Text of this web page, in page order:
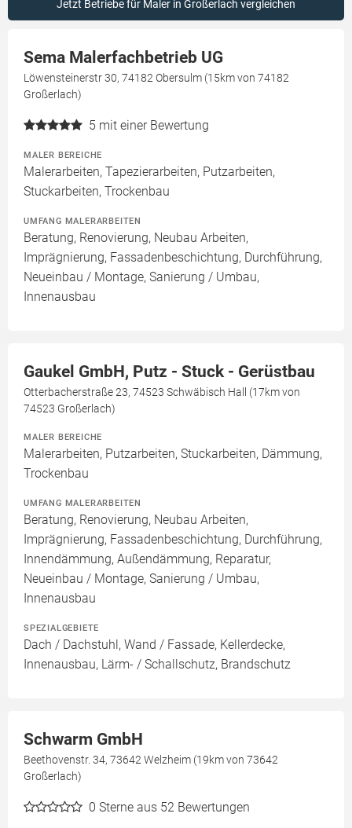
Jetzt Betriebe für Maler in Großerlach vergleichen
Sema Malerfachbetrieb UG
Löwensteinerstr 30, 74182 Obersulm (15km von 74182
Großerlach)
5 mit einer Bewertung
MALER BEREICHE
Malerarbeiten, Tapezierarbeiten, Putzarbeiten,
Stuckarbeiten, Trockenbau
UMFANG MALERARBEITEN
Beratung, Renovierung, Neubau Arbeiten,
Imprägnierung, Fassadenbeschichtung, Durchführung,
Neueinbau / Montage, Sanierung / Umbau,
Innenausbau
Gaukel GmbH, Putz - Stuck - Gerüstbau
Otterbacherstraße 23, 74523 Schwäbisch Hall (17km von
74523 Großerlach)
MALER BEREICHE
Malerarbeiten, Putzarbeiten, Stuckarbeiten, Dämmung,
Trockenbau
UMFANG MALERARBEITEN
Beratung, Renovierung, Neubau Arbeiten,
Imprägnierung, Fassadenbeschichtung, Durchführung,
Innendämmung, Außendämmung, Reparatur,
Neueinbau / Montage, Sanierung / Umbau,
Innenausbau
SPEZIALGEBIETE
Dach / Dachstuhl, Wand / Fassade, Kellerdecke,
Innenausbau, Lärm- / Schallschutz, Brandschutz
Schwarm GmbH
Beethovenstr. 34, 73642 Welzheim (19km von 73642
Großerlach)
0 Sterne aus 52 Bewertungen